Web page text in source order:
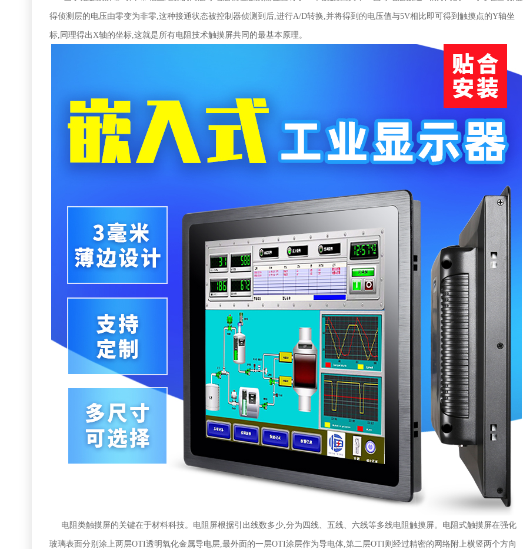
得侦测层的电压由零变为非零,这种接通状态被控制器侦测到后,进行A/D转换,并将得到的电压值与5V相比即可得到触摸点的Y轴坐
标,同理得出X轴的坐标,这就是所有电阻技术触摸屏共同的最基本原理。
电阻类触摸屏的关键在于材料科技。电阻屏根据引出线数多少,分为四线、五线、六线等多线电阻触摸屏。电阻式触摸屏在强化
玻璃表面分别涂上两层OTI透明氧化金属导电层,最外面的一层OTI涂层作为导电体,第二层OTI则经过精密的网络附上横竖两个方向